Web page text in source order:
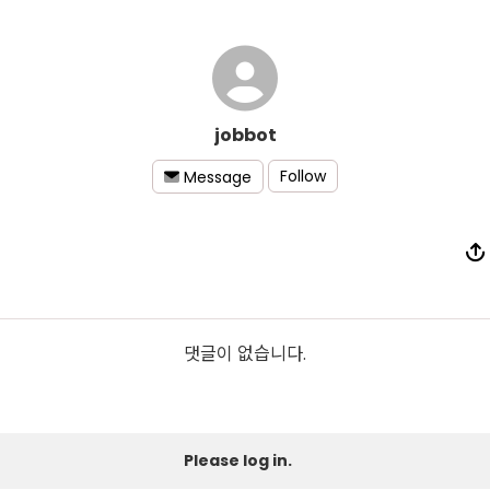
jobbot
Message Follow
댓글이 없습니다.
Please log in.